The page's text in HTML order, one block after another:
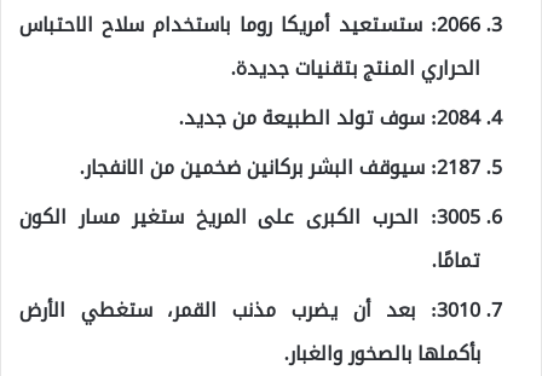
2066: ستستعيد أمريكا روما باستخدام سلاح الاحتباس
الحراري المنتج بتقنيات جديدة.
2084: سوف تولد الطبيعة من جديد.
2187: سيوقف البشر بركانين ضخمين من الانفجار.
3005: الحرب الكبرى على المريخ ستغير مسار الكون
تمامًا.
3010: بعد أن يضرب مذنب القمر، ستغطي الأرض
بأكملها بالصخور والغبار.